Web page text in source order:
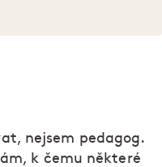
nejsem pedagog.
k čemu některé